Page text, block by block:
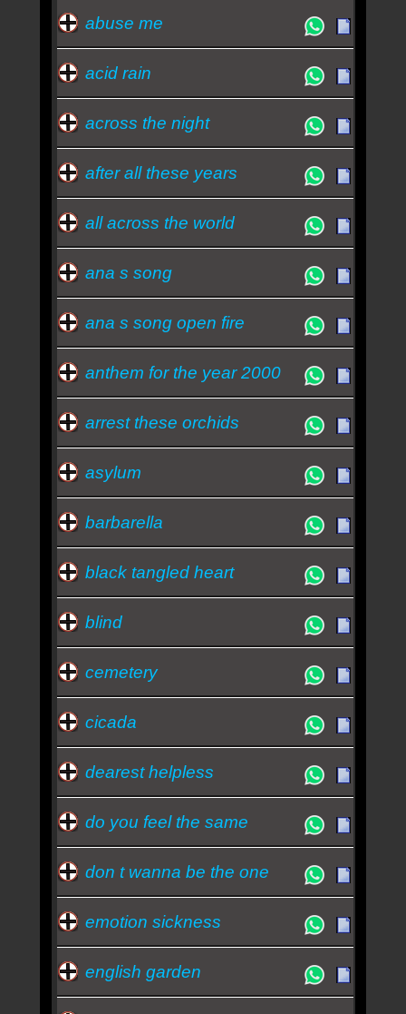
"estranho" de música do Nirvana
Essa semana a música mais ouvida é freak -
abuse me
acid rain
across the night
after all these years
all across the world
ana s song
ana s song open fire
anthem for the year 2000
arrest these orchids
asylum
barbarella
black tangled heart
blind
cemetery
cicada
dearest helpless
do you feel the same
don t wanna be the one
emotion sickness
english garden